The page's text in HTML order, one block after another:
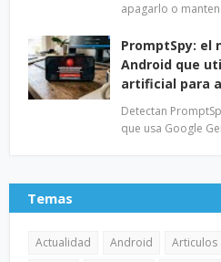
apagarlo o
PromptSpy: el
Android que
artificial para
Detectan
que usa Google
Temas
Actualidad Android Articulos